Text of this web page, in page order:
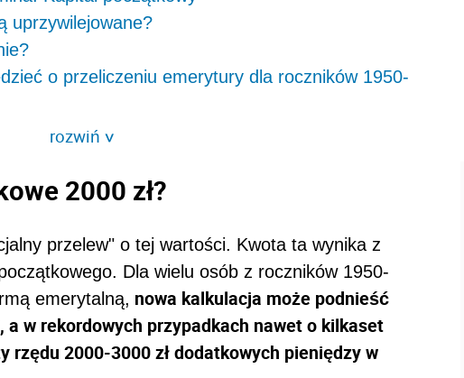
uprzywilejowane?
o przeliczeniu emerytury dla roczników 1950-
rozwiń>
2000 zł?
przelew" o tej wartości. Kwota ta wynika z
Dla wielu osób z roczników 1950-
emerytalną, nowa kalkulacja może podnieść
w rekordowych przypadkach nawet o kilkaset
rzędu 2000-3000 zł dodatkowych pieniędzy w